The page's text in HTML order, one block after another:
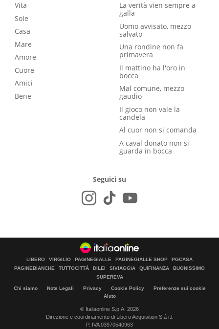
Vita
Sole
Casa
Mare
Amore
Cuore
Amici
Bene
La verità vien sempre a
galla
Uomo avvisato, mezzo
salvato
Una rondine non fa
primavera
Il mattino ha l'oro in
bocca
Mal comune, mezzo
gaudio
Il gioco non vale la
candela
Al cuor non si comanda
A caval donato non si
guarda in bocca
Seguici su
LIBERO VIRGILIO PAGINEGIALLE PAGINEGIALLE SHOP
PGCASA
PAGINEBIANCHE
TUTTOCITTÀ DILEI SIVIAGGIA QUIFINANZA
BUONISSIMO
SUPEREVA
Chi siamo Note Legali Privacy Cookie Policy
Preferenze sui cookie
Aiuto
© Italiaonline S.p.A. 2026
Direzione e coordinamento di Libero Acquisition S.á r.l.
P. IVA 03970540963